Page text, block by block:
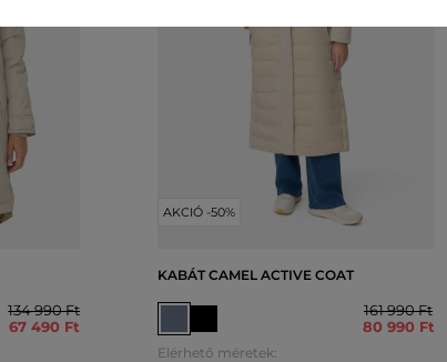
134 990 Ft
67 490 Ft
AKCIÓ -50%
KABÁT CAMEL ACTIVE COAT
161 990 Ft
80 990 Ft
Elérhető méretek: